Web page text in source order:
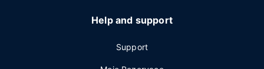
Help and support
Support